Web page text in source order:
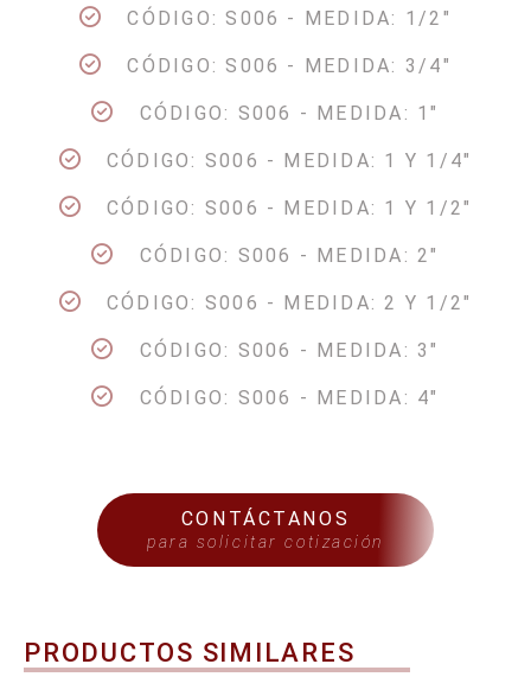
CÓDIGO: S006 - MEDIDA: 1/2"
CÓDIGO: S006 - MEDIDA: 3/4"
CÓDIGO: S006 - MEDIDA: 1"
CÓDIGO: S006 - MEDIDA: 1 Y 1/4"
CÓDIGO: S006 - MEDIDA: 1 Y 1/2"
CÓDIGO: S006 - MEDIDA: 2"
CÓDIGO: S006 - MEDIDA: 2 Y 1/2"
CÓDIGO: S006 - MEDIDA: 3"
CÓDIGO: S006 - MEDIDA: 4"
CONTÁCTANOS
para solicitar cotización
PRODUCTOS SIMILARES